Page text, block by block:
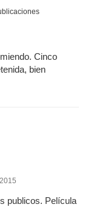
Cinco
bien
publicos. Película